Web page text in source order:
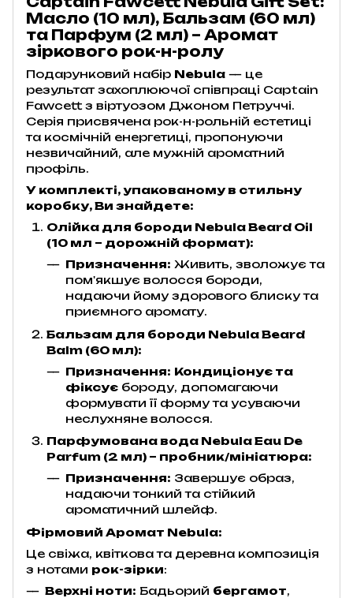
Масло (10 мл), Бальзам (60 мл)
та Парфум (2 мл) – Аромат
зіркового рок-н-ролу
Подарунковий набір Nebula — це
результат захоплюючої співпраці Captain
Fawcett з віртуозом Джоном Петруччі.
Серія присвячена рок-н-рольній естетиці
та космічній енергетиці, пропонуючи
незвичайний, але мужній ароматний
профіль.
У комплекті, упакованому в стильну
коробку, Ви знайдете:
Олійка для бороди Nebula Beard Oil
(10 мл – дорожній формат):
Призначення: Живить, зволожує та
пом'якшує волосся бороди,
надаючи йому здорового блиску та
приємного аромату.
Бальзам для бороди Nebula Beard
Balm (60 мл):
Призначення: Кондиціонує та
фіксує бороду, допомагаючи
формувати її форму та усуваючи
неслухняне волосся.
Парфумована вода Nebula Eau De
Parfum (2 мл) – пробник/мініатюра:
Призначення: Завершує образ,
надаючи тонкий та стійкий
ароматичний шлейф.
Фірмовий Аромат Nebula:
Це свіжа, квіткова та деревна композиція
з нотами рок-зірки:
Верхні ноти: Бадьорий бергамот,